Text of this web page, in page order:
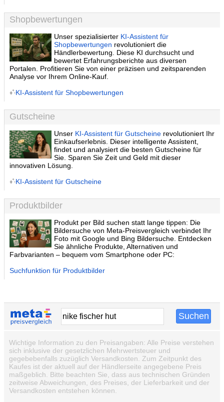
Shopbewertungen
Unser spezialisierter KI-Assistent für
Shopbewertungen revolutioniert die
Händlerbewertung. Diese KI durchsucht und
bewertet Erfahrungsberichte aus diversen
Portalen. Profitieren Sie von einer präzisen und zeitsparenden
Analyse vor Ihrem Online-Kauf.
KI-Assistent für Shopbewertungen
Gutscheine
Unser KI-Assistent für Gutscheine revolutioniert Ihr
Einkaufserlebnis. Dieser intelligente Assistent,
findet und analysiert die besten Gutscheine für
Sie. Sparen Sie Zeit und Geld mit dieser
innovativen Lösung.
KI-Assistent für Gutscheine
Produktbilder
Produkt per Bild suchen statt lange tippen: Die
Bildersuche von Meta-Preisvergleich verbindet Ihr
Foto mit Google und Bing Bildersuche. Entdecken
Sie ähnliche Produkte, Alternativen und
Farbvarianten – bequem vom Smartphone oder PC:
Suchfunktion für Produktbilder
Wichtige Information zu den Preisangaben: Alle Preise verstehen
sich inklusive der gesetzlichen Mehrwertsteuer und
gegebebenfalls zuzüglich Versandkosten. Zum Zeitpunkt des
Kaufes ist der aktuell auf der Händlerseite angegebene Preis
maßgeblich. Bitte beachten Sie, dass aus technischen Gründen
zeitweise Abweichungen, des Preises, der Lieferbarkeit und der
Versandkosten entstehen können.